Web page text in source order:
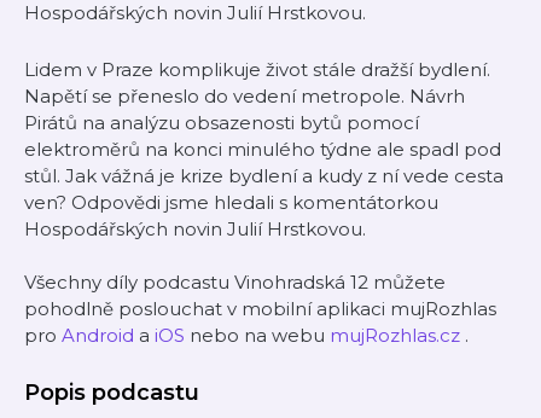
Hospodářských novin Julií Hrstkovou.
Lidem v Praze komplikuje život stále dražší bydlení.
Napětí se přeneslo do vedení metropole. Návrh
Pirátů na analýzu obsazenosti bytů pomocí
elektroměrů na konci minulého týdne ale spadl pod
stůl. Jak vážná je krize bydlení a kudy z ní vede cesta
ven? Odpovědi jsme hledali s komentátorkou
Hospodářských novin Julií Hrstkovou.
Všechny díly podcastu Vinohradská 12 můžete
pohodlně poslouchat v mobilní aplikaci mujRozhlas
pro Android a iOS nebo na webu mujRozhlas.cz .
Popis podcastu